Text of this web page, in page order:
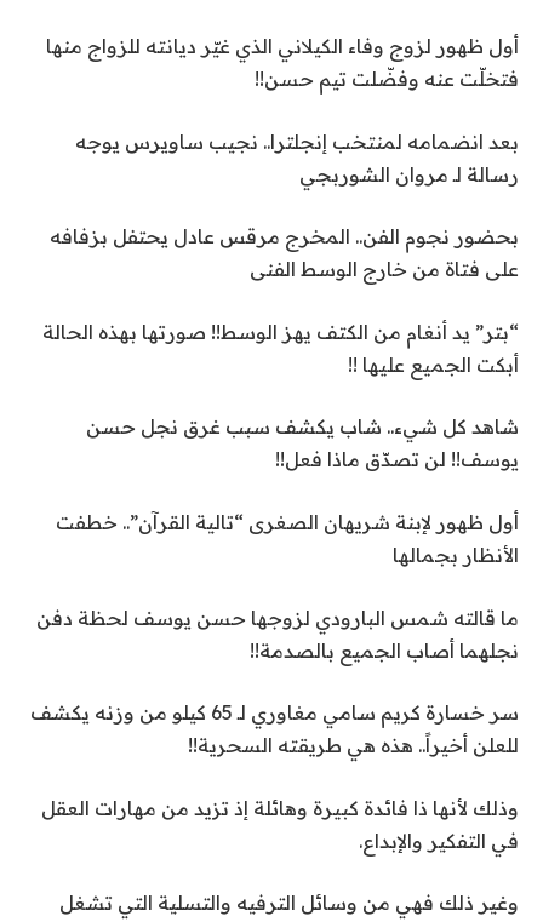
أول ظهور لزوج وفاء الكيلاني الذي غيّر ديانته للزواج منها
فتخلّت عنه وفضّلت تيم حسن!!
بعد انضمامه لمنتخب إنجلترا.. نجيب ساويرس يوجه
رسالة لـ مروان الشوربجي
بحضور نجوم الفن.. المخرج مرقس عادل يحتفل بزفافه
على فتاة من خارج الوسط الفنى
“بتر” يد أنغام من الكتف يهز الوسط!! صورتها بهذه الحالة
أبكت الجميع عليها !!
شاهد كل شيء.. شاب يكشف سبب غرق نجل حسن
يوسف!! لن تصدّق ماذا فعل!!
أول ظهور لإبنة شريهان الصغرى “تالية القرآن”.. خطفت
الأنظار بجمالها
ما قالته شمس البارودي لزوجها حسن يوسف لحظة دفن
نجلهما أصاب الجميع بالصدمة!!
سر خسارة كريم سامي مغاوري لـ 65 كيلو من وزنه يكشف
للعلن أخيراً.. هذه هي طريقته السحرية!!
وذلك لأنها ذا فائدة كبيرة وهائلة إذ تزيد من مهارات العقل
في التفكير والإبداع.
وغير ذلك فهي من وسائل الترفيه والتسلية التي تشغل